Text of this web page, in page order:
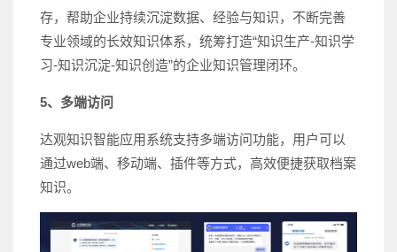
存，帮助企业持续沉淀数据、经验与知识，不断完善
专业领域的长效知识体系，统筹打造“知识生产-知识学
习-知识沉淀-知识创造”的企业知识管理闭环。
5、多端访问
达观知识智能应用系统支持多端访问功能，用户可以
通过web端、移动端、插件等方式，高效便捷获取档案
知识。